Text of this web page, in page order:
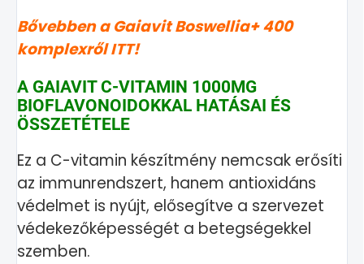
Bővebben a Gaiavit Boswellia+ 400
komplexről ITT!
A GAIAVIT C-VITAMIN 1000MG
BIOFLAVONOIDOKKAL HATÁSAI ÉS
ÖSSZETÉTELE
Ez a C-vitamin készítmény nemcsak erősíti
az immunrendszert, hanem antioxidáns
védelmet is nyújt, elősegítve a szervezet
védekezőképességét a betegségekkel
szemben.